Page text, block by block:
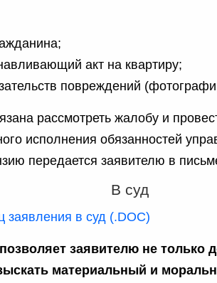
акт на квартиру;
повреждений
рассмотреть жалобу и
исполнения обязанностей
передается заявителю в
В суд
заявления в суд (.DOC)
заявителю не только
материальный и